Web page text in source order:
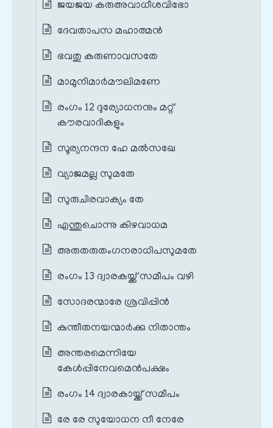
ജയജയ കരുഅവാധീശവിഭോ
ദേവതാപസ മഹാത്മൻ
ഭവതു കരുണാവസതേ
മാമുനിമാർമൗലിമണേ
രംഗം 12 ദുര്യോധനനും മറ്റ്
കൗരവാദികളും
സൂര്യനന്ദന ഹേ മൽസഖേ
വ്യാജമല്ല സുമതേ
സുരുചിരവാക്യം തേ
എന്തുചൊന്നു കിഴവാധമ
അരുതരുതംഗനരാധിപസുമതേ
രംഗം 13 ദ്വാരകയ്ക്ക് സമീപം വഴി
സോദരന്മാരേ ശ്രവിപ്പിൻ
കുന്തീതനയന്മാർക്കു നിതാന്തം
അന്തരമെന്നിയേ
കേൾപ്പിനേവമെൻപക്ഷം
രംഗം 14 ദ്വാരകായ്ക്ക് സമീപം
രേ രേ സുയോധന നീ നേരേ